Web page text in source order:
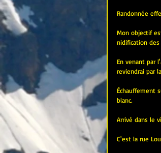
Randonnée
Mon objectif
nidification des
En venant par
reviendrai par
Échauffement
blanc.
Arrivé dans le
C'est la rue